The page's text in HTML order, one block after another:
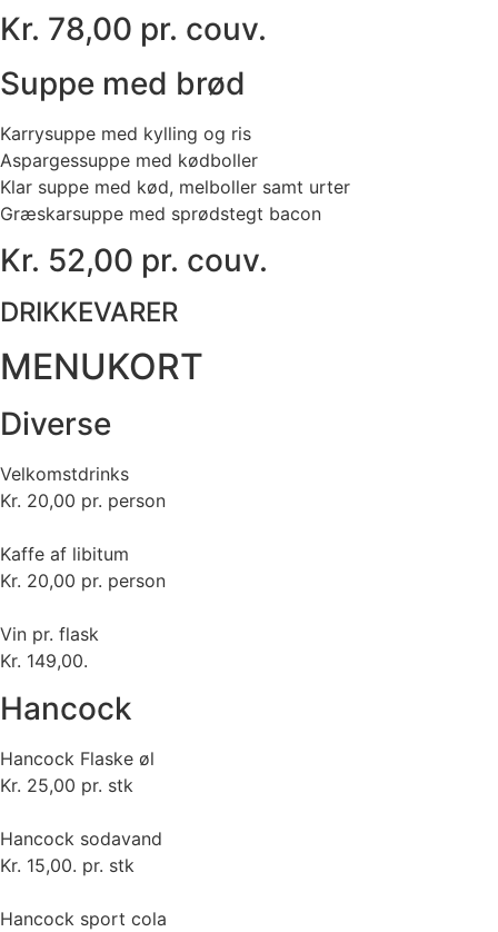
Kr. 78,00 pr. couv.
Suppe med brød
Karrysuppe med kylling og ris
Aspargessuppe med kødboller
Klar suppe med kød, melboller samt urter
Græskarsuppe med sprødstegt bacon
Kr. 52,00 pr. couv.
DRIKKEVARER
MENUKORT
Diverse
Velkomstdrinks
Kr. 20,00 pr. person
Kaffe af libitum
Kr. 20,00 pr. person
Vin pr. flask
Kr. 149,00.
Hancock
Hancock Flaske øl
Kr. 25,00 pr. stk
Hancock sodavand
Kr. 15,00. pr. stk
Hancock sport cola